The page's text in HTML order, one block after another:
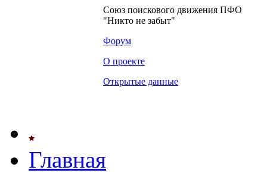
Союз поискового движения ПФО
"Никто не забыт"
Форум
О проекте
Открытые данные
Главная